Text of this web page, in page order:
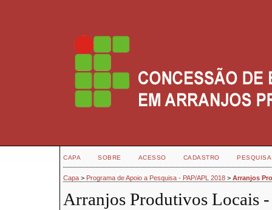
CAPA SOBRE ACESSO CADASTRO PESQUISA
Capa > Programa de Apoio a Pesquisa - PAP/APL 2018 > Arranjos
Arranjos Produtivos Locais